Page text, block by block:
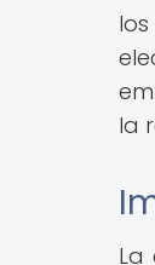
la
La